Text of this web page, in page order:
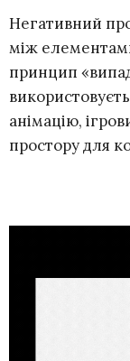
Негативний
між
принцип
анімацію,
простору для